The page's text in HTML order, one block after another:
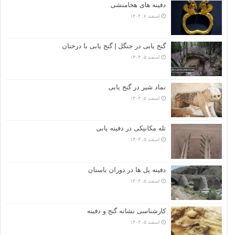
دفینه های هخامنشی
اسفند ۷, ۱۴۰۴
گنج یابی در جنگل | گنج یابی با درختان
اسفند ۵, ۱۴۰۴
نماد شیر در گنج یابی
اسفند ۵, ۱۴۰۴
تله مکانیکی در دفینه یابی
اسفند ۵, ۱۴۰۴
دفینه پل ها در دوران باستان
اسفند ۵, ۱۴۰۴
کارشناسی نشانه گنج و دفینه
اسفند ۵, ۱۴۰۴